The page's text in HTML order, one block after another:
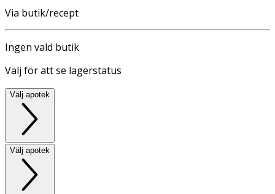
Via butik/recept
Ingen vald butik
Välj för att se lagerstatus
Välj apotek
Välj apotek